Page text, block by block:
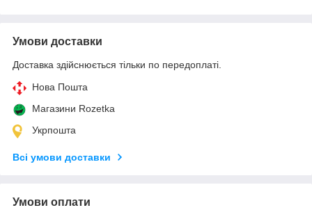
Умови доставки
Доставка здійснюється тільки по передоплаті.
Нова Пошта
Магазини Rozetka
Укрпошта
Всі умови доставки
Умови оплати